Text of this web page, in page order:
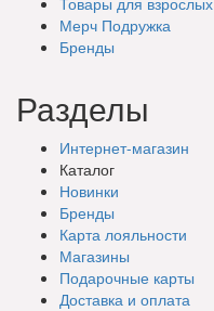
Мерч Подружка
Бренды
Разделы
Интернет-магазин
Каталог
Новинки
Бренды
Карта лояльности
Магазины
Подарочные карты
Доставка и оплата